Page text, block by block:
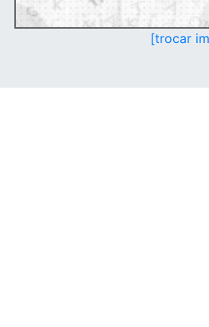
[trocar